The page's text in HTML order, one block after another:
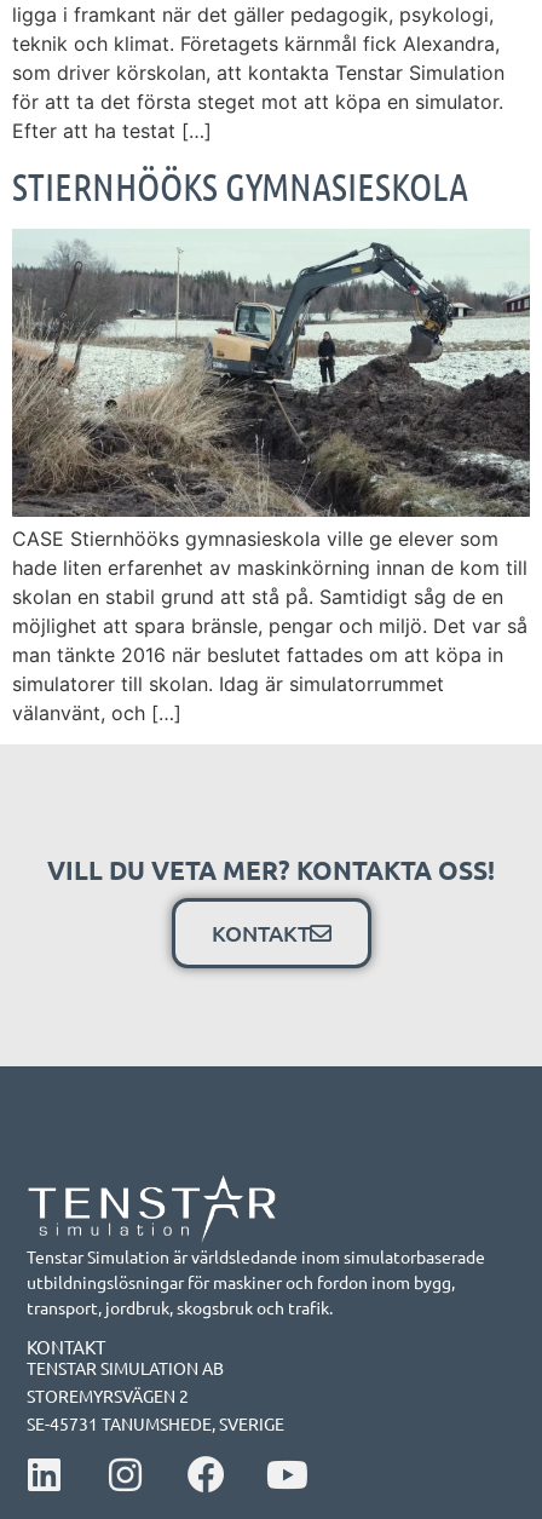
ligga i framkant när det gäller pedagogik, psykologi,
teknik och klimat. Företagets kärnmål fick Alexandra,
som driver körskolan, att kontakta Tenstar Simulation
för att ta det första steget mot att köpa en simulator.
Efter att ha testat […]
STIERNHÖÖKS GYMNASIESKOLA
CASE Stiernhööks gymnasieskola ville ge elever som
hade liten erfarenhet av maskinkörning innan de kom till
skolan en stabil grund att stå på. Samtidigt såg de en
möjlighet att spara bränsle, pengar och miljö. Det var så
man tänkte 2016 när beslutet fattades om att köpa in
simulatorer till skolan. Idag är simulatorrummet
välanvänt, och […]
VILL DU VETA MER? KONTAKTA OSS!
KONTAKT
Tenstar Simulation är världsledande inom simulatorbaserade
utbildningslösningar för maskiner och fordon inom bygg,
transport, jordbruk, skogsbruk och trafik.
KONTAKT
TENSTAR SIMULATION AB
STOREMYRSVÄGEN 2
SE-45731 TANUMSHEDE, SVERIGE